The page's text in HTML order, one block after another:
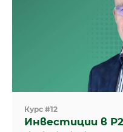
Курс #12
Инвестиции в